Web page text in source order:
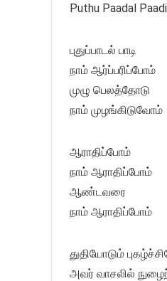
Puthu Paadal Paadi
புதுப்பாடல் பாடி
நாம் ஆர்ப்பரிப்போம்
முழு பெலத்தோடு
நாம் முழங்கிடுவோம்
ஆராதிப்போம்
நாம் ஆராதிப்போம்
ஆண்டவரை
நாம் ஆராதிப்போம்
துதியோடும்
அவர் வாசலில்